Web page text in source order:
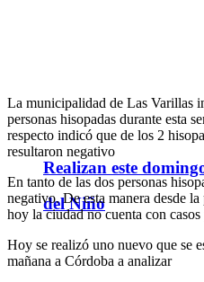
Realizan este
del Niño
La municipalidad de Las Varillas
personas hisopadas durante esta
respecto indicó que de los 2
resultaron negativo
En tanto de las dos personas
negativo. De esta manera desde
hoy la ciudad no cuenta con
Hoy se realizó uno nuevo que se
mañana a Córdoba a analizar